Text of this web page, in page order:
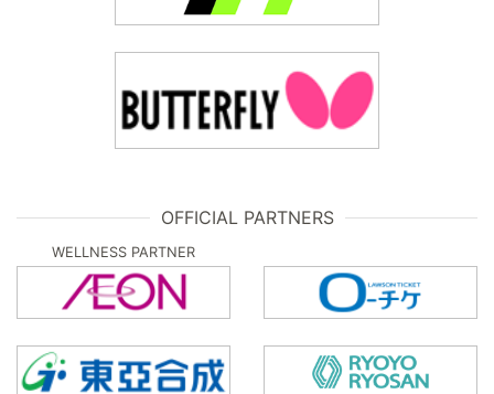
OFFICIAL PARTNERS
WELLNESS PARTNER